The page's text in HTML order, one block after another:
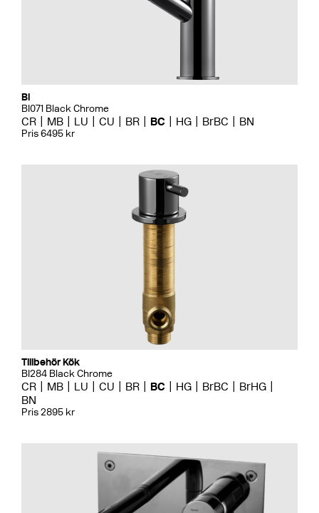
Bi
BI071 Black Chrome
CR MB LU CU BR BC HG BrBC BN
Pris 6495 kr
Tillbehör Kök
BI284 Black Chrome
CR MB LU CU BR BC HG BrBC
BrHG
BN
Pris 2895 kr